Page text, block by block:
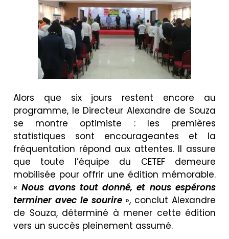
Alors que six jours restent encore au
programme, le Directeur Alexandre de Souza
se montre optimiste : les premières
statistiques sont encourageantes et la
fréquentation répond aux attentes. Il assure
que toute l’équipe du CETEF demeure
mobilisée pour offrir une édition mémorable.
«Nous avons tout donné, et nous espérons
terminer avec le sourire », conclut Alexandre
de Souza, déterminé à mener cette édition
vers un succès pleinement assumé.